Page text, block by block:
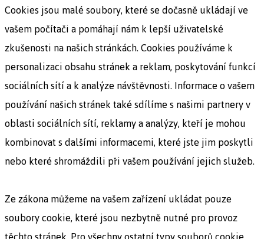
Cookies jsou malé soubory, které se dočasně ukládají ve
vašem počítači a pomáhají nám k lepší uživatelské
zkušenosti na našich stránkách. Cookies používáme k
personalizaci obsahu stránek a reklam, poskytování funkcí
sociálních sítí a k analýze návštěvnosti. Informace o vašem
používání našich stránek také sdílíme s našimi partnery v
oblasti sociálních sítí, reklamy a analýzy, kteří je mohou
kombinovat s dalšími informacemi, které jste jim poskytli
nebo které shromáždili při vašem používání jejich služeb.
Ze zákona můžeme na vašem zařízení ukládat pouze
soubory cookie, které jsou nezbytně nutné pro provoz